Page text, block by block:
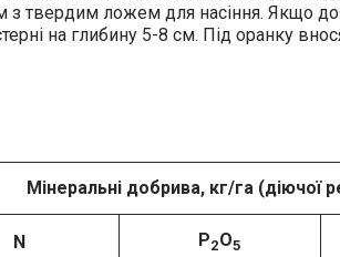
з твердим ложем для насіння. Якщо
на глибину 5-8 см. Під оранку
Мінеральні добрива, кг/га (діючої
N P2O5